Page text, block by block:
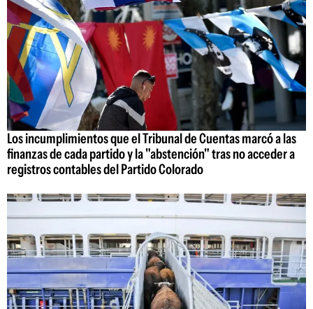
Los incumplimientos que el Tribunal de Cuentas marcó a las
finanzas de cada partido y la "abstención" tras no acceder a
registros contables del Partido Colorado